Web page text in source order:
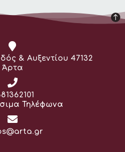
& Αυξεντίου 47132
Άρτα
Τηλέφωνα